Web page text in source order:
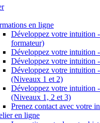
en ligne
Développez votre intuition
formateur)
Développez votre intuition
Développez votre intuition
Développez votre intuition
(Niveaux 1 et 2)
Développez votre intuition
(Niveaux 1, 2 et 3)
Prenez contact avec votre
en ligne